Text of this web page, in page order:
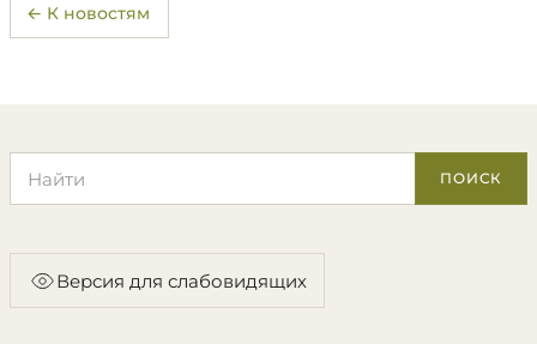
← К новостям
ПОИСК
Версия для слабовидящих